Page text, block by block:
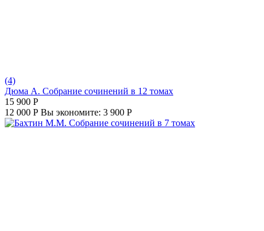
(4)
Дюма А. Собрание сочинений в 12 томах
15 900 Р
12 000 Р Вы экономите: 3 900 Р